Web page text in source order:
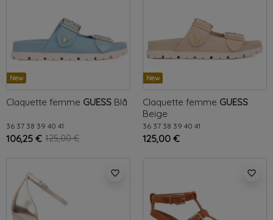
New
Claquette femme GUESS Blå
36 37 38 39 40 41
106,25 € 125,00 €
New
Claquette femme GUESS
Beige
36 37 38 39 40 41
125,00 €
favorite_border favorite_border